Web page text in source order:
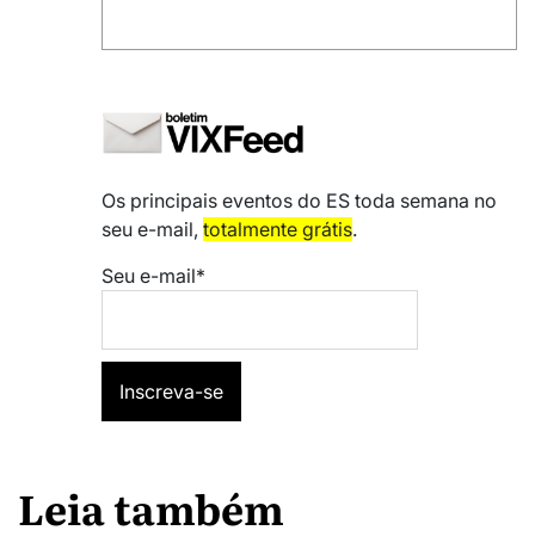
Os principais eventos do ES toda semana no
seu e-mail, totalmente grátis.
Seu e-mail*
Leia também